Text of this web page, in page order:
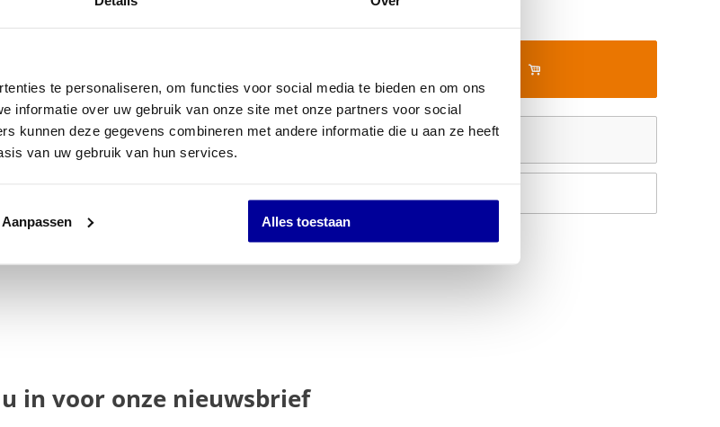
te personaliseren, om functies voor social media te bieden en om ons
informatie over uw gebruik van onze site met onze partners voor social
kunnen deze gegevens combineren met andere informatie die u aan ze heeft
van uw gebruik van hun services.
Aanpassen Alles toestaan
Offerte aanvragen
in voor onze nieuwsbrief